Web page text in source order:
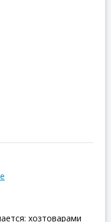
хозтоварами